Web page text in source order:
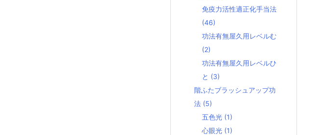
免疫力活性適正化手当法
(46)
功法有無屋久用レベルむ
(2)
功法有無屋久用レベルひ
と (3)
階ふたブラッシュアップ功
法 (5)
五色光 (1)
心眼光 (1)